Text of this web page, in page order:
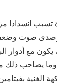
تسبب
صوت
مع أدوار
يصاحب ذلك
الغنية